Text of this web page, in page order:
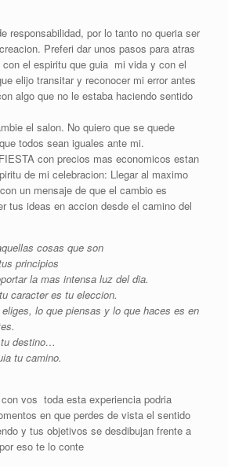
responsabilidad, por lo tanto no queria ser
Preferi dar unos pasos para atras
el espiritu que guia mi vida y con el
elijo transitar y reconocer mi error antes
algo que no le estaba haciendo sentido
el salon. No quiero que se quede
todos sean iguales ante mi.
con precios mas economicos estan
de mi celebracion: Llegar al maximo
un mensaje de que el cambio es
tus ideas en accion desde el camino del
cosas que son
principios
la mas intensa luz del dia.
caracter es tu eleccion.
lo que piensas y lo que haces es en
destino…
tu camino.
vos toda esta experiencia podria
en que perdes de vista el sentido
y tus objetivos se desdibujan frente a
eso te lo conte